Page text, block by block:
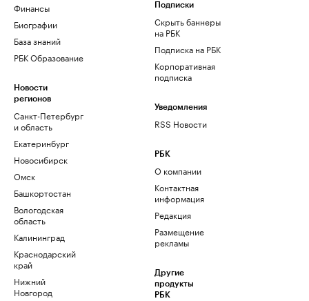
Финансы
Биографии
База знаний
РБК Образование
Новости
регионов
Санкт-Петербург
и область
Екатеринбург
Новосибирск
Омск
Башкортостан
Вологодская
область
Калининград
Краснодарский
край
Нижний
Новгород
Подписки
Скрыть баннеры
на РБК
Подписка на РБК
Корпоративная
подписка
Уведомления
RSS Новости
РБК
О компании
Контактная
информация
Редакция
Размещение
рекламы
Другие
продукты
РБК